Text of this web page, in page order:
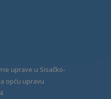
uprave u Sisačko-
opću upravu